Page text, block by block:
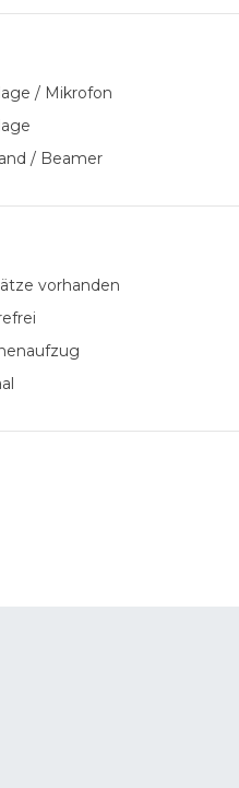
den modern ausgestatteten
/ Mikrofon
/ Beamer
vorhanden